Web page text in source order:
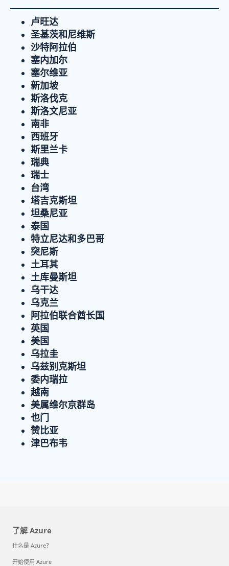
卢旺达
圣基茨和尼维斯
沙特阿拉伯
塞内加尔
塞尔维亚
新加坡
斯洛伐克
斯洛文尼亚
南非
西班牙
斯里兰卡
瑞典
瑞士
台湾
塔吉克斯坦
坦桑尼亚
泰国
特立尼达和多巴哥
突尼斯
土耳其
土库曼斯坦
乌干达
乌克兰
阿拉伯联合酋长国
英国
美国
乌拉圭
乌兹别克斯坦
委内瑞拉
越南
美属维尔京群岛
也门
赞比亚
津巴布韦
了解 Azure
什么是 Azure？
开始使用 Azure